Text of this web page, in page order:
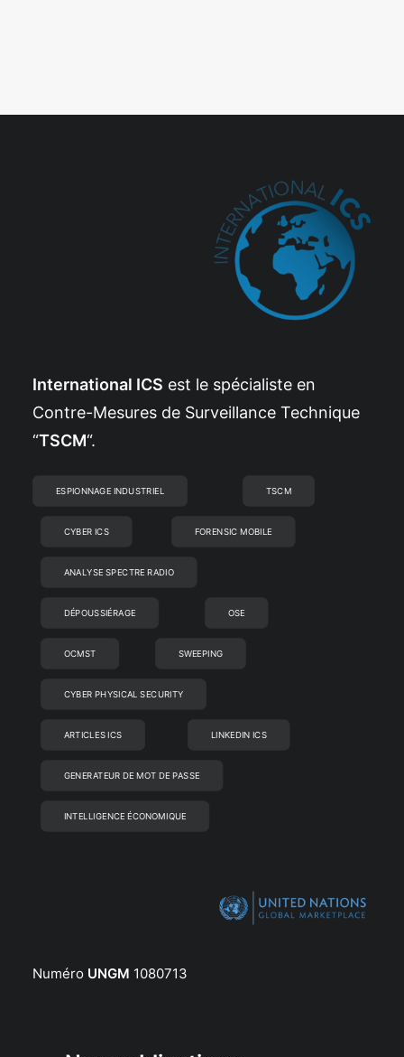
International ICS est le spécialiste en
Contre-Mesures de Surveillance Technique
“TSCM“.
ESPIONNAGE INDUSTRIEL TSCM
CYBER ICS FORENSIC MOBILE
ANALYSE SPECTRE RADIO
DÉPOUSSIÉRAGE OSE
OCMST SWEEPING
CYBER PHYSICAL SECURITY
ARTICLES ICS LINKEDIN ICS
GENERATEUR DE MOT DE PASSE
INTELLIGENCE ÉCONOMIQUE
Numéro UNGM 1080713